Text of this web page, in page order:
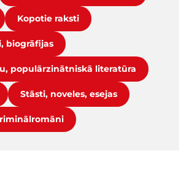
Kopotie raksti
biogrāfijas
populārzinātniskā literatūra
Stāsti, noveles, esejas